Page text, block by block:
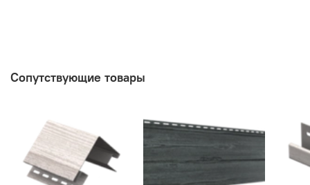
Сопутствующие товары